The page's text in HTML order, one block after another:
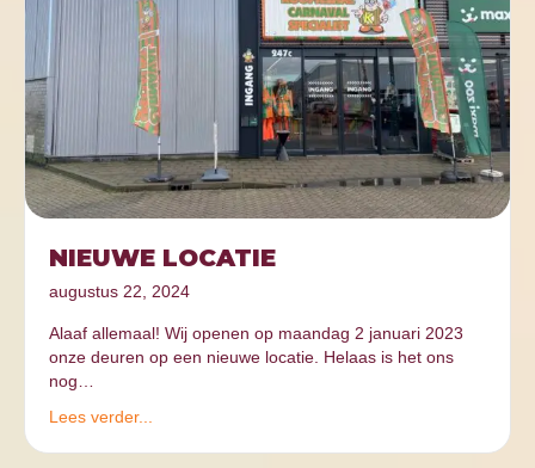
NIEUWE LOCATIE
augustus 22, 2024
Alaaf allemaal! Wij openen op maandag 2 januari 2023
onze deuren op een nieuwe locatie. Helaas is het ons
nog…
Lees verder...